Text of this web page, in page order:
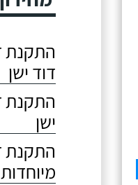
דוד ישן
ישן
מיוחדות